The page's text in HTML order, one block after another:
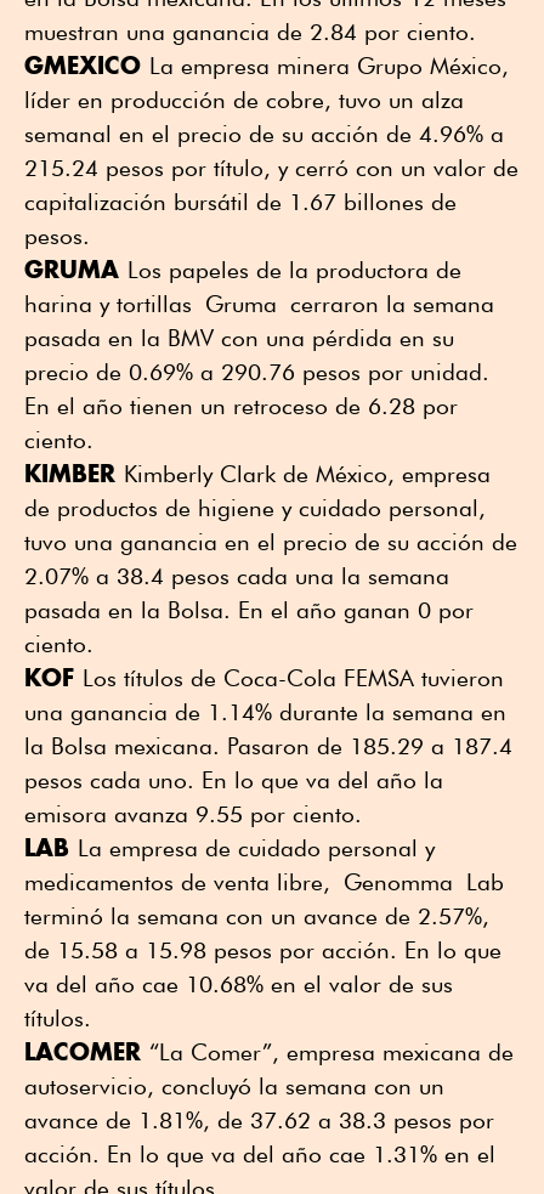
muestran una ganancia de 2.84 por ciento.
GMEXICO La empresa minera Grupo México,
líder en producción de cobre, tuvo un alza
semanal en el precio de su acción de 4.96% a
215.24 pesos por título, y cerró con un valor de
capitalización bursátil de 1.67 billones de
pesos.
GRUMA Los papeles de la productora de
harina y tortillas Gruma cerraron la semana
pasada en la BMV con una pérdida en su
precio de 0.69% a 290.76 pesos por unidad.
En el año tienen un retroceso de 6.28 por
ciento.
KIMBER Kimberly Clark de México, empresa
de productos de higiene y cuidado personal,
tuvo una ganancia en el precio de su acción de
2.07% a 38.4 pesos cada una la semana
pasada en la Bolsa. En el año ganan 0 por
ciento.
KOF Los títulos de Coca-Cola FEMSA tuvieron
una ganancia de 1.14% durante la semana en
la Bolsa mexicana. Pasaron de 185.29 a 187.4
pesos cada uno. En lo que va del año la
emisora avanza 9.55 por ciento.
LAB La empresa de cuidado personal y
medicamentos de venta libre, Genomma Lab
terminó la semana con un avance de 2.57%,
de 15.58 a 15.98 pesos por acción. En lo que
va del año cae 10.68% en el valor de sus
títulos.
LACOMER “La Comer”, empresa mexicana de
autoservicio, concluyó la semana con un
avance de 1.81%, de 37.62 a 38.3 pesos por
acción. En lo que va del año cae 1.31% en el
valor de sus títulos.